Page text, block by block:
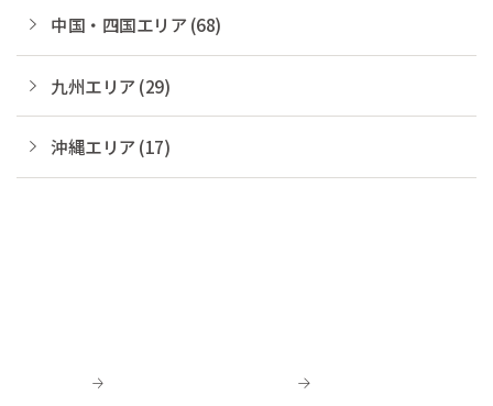
中国・四国エリア (68)
九州エリア (29)
沖縄エリア (17)